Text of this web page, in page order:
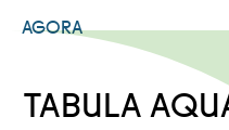
AGORA
AGORA +
TABULA